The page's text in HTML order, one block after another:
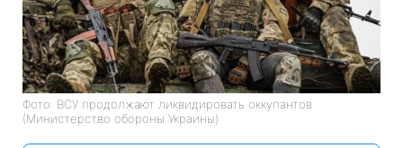
Фото: ВСУ продолжают ликвидировать оккупантов
(Министерство обороны Украины)